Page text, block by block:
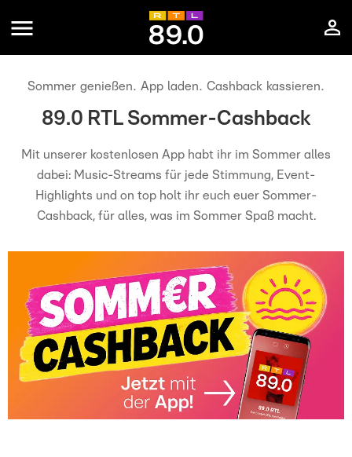
Sommer genießen. App laden. Cashback kassieren.
89.0 RTL Sommer-Cashback
Mit unserer kostenlosen App habt ihr im Sommer alles
dabei: Music-Streams für jede Stimmung, Event-
Highlights und on top holt ihr euch euer Sommer-
Cashback, für alles, was im Sommer Spaß macht.